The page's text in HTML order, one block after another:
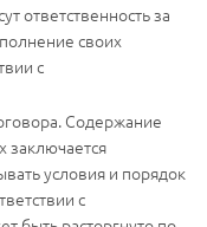
ответственность за
своих
с
Содержание
заключается
условия и порядок
с